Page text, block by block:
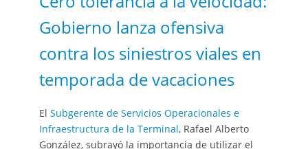
Gobierno lanza ofensiva
contra los siniestros viales en
temporada de vacaciones
El Subgerente de Servicios Operacionales e
Infraestructura de la Terminal, Rafael Alberto
González, subrayó la importancia de utilizar el